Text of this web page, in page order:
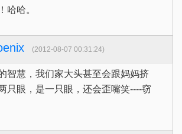
哈哈。
(2012-08-07 00:31:24)
智慧，我们家大头甚至会跟妈妈挤
只眼，是一只眼，还会歪嘴笑----窃